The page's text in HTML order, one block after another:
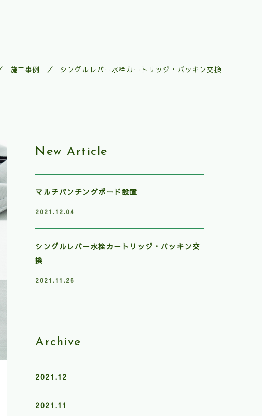
施工事例 シングルレバー水栓カートリッジ・パッキン交換
New Article
マルチパンチングボード設置
2021.12.04
シングルレバー水栓カートリッジ・パッキン交
換
2021.11.26
Archive
2021.12
2021.11